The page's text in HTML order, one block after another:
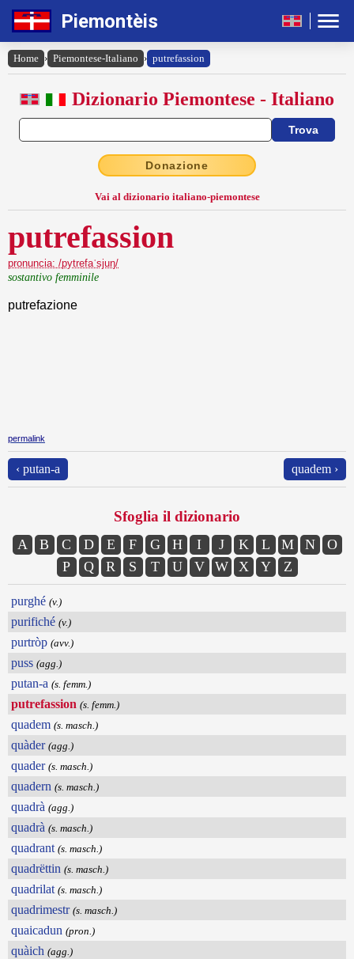
Piemontèis
Home › Piemontese-Italiano › putrefassion
Dizionario Piemontese - Italiano
Donazione
Vai al dizionario italiano-piemontese
putrefassion
pronuncia: /pytrefaˈsjuŋ/
sostantivo femminile
putrefazione
permalink
‹ putan-a quadem ›
Sfoglia il dizionario
A B C D E F G H I J K L M N
O
P
Q R S T U V W X Y Z
purghé (v.)
purifiché (v.)
purtròp (avv.)
puss (agg.)
putan-a (s. femm.)
putrefassion (s. femm.)
quadem (s. masch.)
quàder (agg.)
quader (s. masch.)
quadern (s. masch.)
quadrà (agg.)
quadrà (s. masch.)
quadrant (s. masch.)
quadrëttin (s. masch.)
quadrilat (s. masch.)
quadrimestr (s. masch.)
quaicadun (pron.)
quàich (agg.)